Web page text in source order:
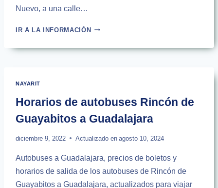
Nuevo, a una calle…
IR A LA INFORMACIÓNAUTOBUSES
RINCÓN
|
2024
NAYARIT
Horarios de autobuses Rincón de
Guayabitos a Guadalajara
diciembre 9, 2022 Actualizado en agosto 10, 2024
Autobuses a Guadalajara, precios de boletos y
horarios de salida de los autobuses de Rincón de
Guayabitos a Guadalajara, actualizados para viajar